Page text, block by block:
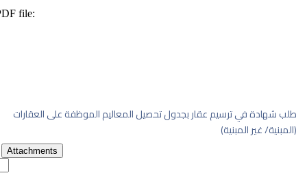
المعاليم الموظفة على العقارات